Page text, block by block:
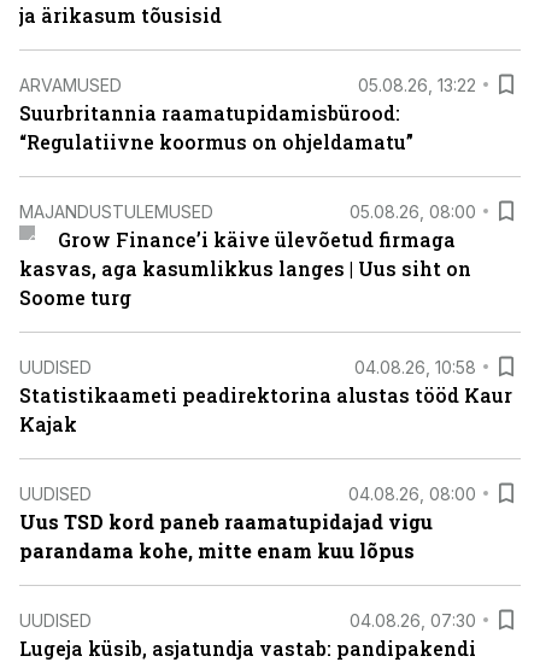
ja ärikasum tõusisid
ARVAMUSED 05.08.26, 13:22
Suurbritannia raamatupidamisbürood:
“Regulatiivne koormus on ohjeldamatu”
MAJANDUSTULEMUSED 05.08.26, 08:00
Grow Finance’i käive ülevõetud firmaga
kasvas, aga kasumlikkus langes | Uus siht on
Soome turg
UUDISED 04.08.26, 10:58
Statistikaameti peadirektorina alustas tööd Kaur
Kajak
UUDISED 04.08.26, 08:00
Uus TSD kord paneb raamatupidajad vigu
parandama kohe, mitte enam kuu lõpus
UUDISED 04.08.26, 07:30
Lugeja küsib, asjatundja vastab: pandipakendi